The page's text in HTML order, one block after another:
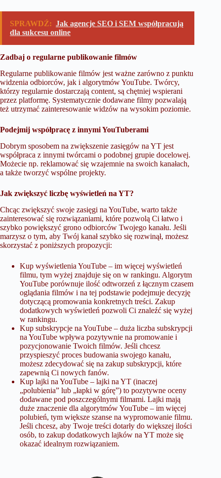
SPRAWDŹ: Jak agencje SEO i SEM współpracują
dla sukcesu online
Zadbaj o regularne publikowanie filmów
Regularne publikowanie filmów jest ważne zarówno z punktu
widzenia odbiorców, jak i algorytmów YouTube. Twórcy,
którzy regularnie dostarczają content, są chętniej wspierani
przez platformę. Systematycznie dodawane filmy pozwalają
też utrzymać zainteresowanie widzów na wysokim poziomie.
Podejmij współpracę z innymi YouTuberami
Dobrym sposobem na zwiększenie zasięgów na YT jest
współpraca z innymi twórcami o podobnej grupie docelowej.
Możecie np. reklamować się wzajemnie na swoich kanałach,
a także tworzyć wspólne projekty.
Jak zwiększyć liczbę wyświetleń na YT?
Chcąc zwiększyć swoje zasięgi na YouTube, warto także
zainteresować się rozwiązaniami, które pozwolą Ci łatwo i
szybko powiększyć grono odbiorców Twojego kanału. Jeśli
marzysz o tym, aby Twój kanał szybko się rozwinął, możesz
skorzystać z poniższych propozycji:
Kup wyświetlenia YouTube – im więcej wyświetleń
filmu, tym wyżej znajduje się on w rankingu. Algorytm
YouTube porównuje ilość odtworzeń z łącznym czasem
oglądania filmów i na tej podstawie podejmuje decyzję
dotyczącą promowania konkretnych treści. Zakup
dodatkowych wyświetleń pozwoli Ci znaleźć się wyżej
w rankingu.
Kup subskrypcje na YouTube – duża liczba subskrypcji
na YouTube wpływa pozytywnie na promowanie i
pozycjonowanie Twoich filmów. Jeśli chcesz
przyspieszyć proces budowania swojego kanału,
możesz zdecydować się na zakup subskrypcji, które
zapewnią Ci nowych fanów.
Kup lajki na YouTube – lajki na YT (inaczej
„polubienia” lub „łapki w górę”) to pozytywne oceny
dodawane pod poszczególnymi filmami. Lajki mają
duże znaczenie dla algorytmów YouTube – im więcej
polubień, tym większe szanse na wypromowanie filmu.
Jeśli chcesz, aby Twoje treści dotarły do większej ilości
osób, to zakup dodatkowych lajków na YT może się
okazać idealnym rozwiązaniem.